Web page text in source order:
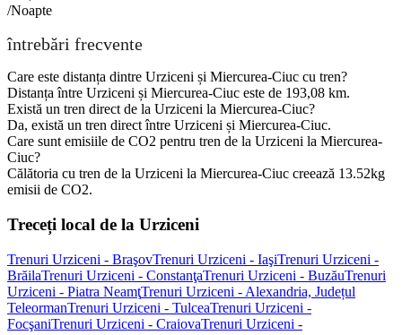
/Noapte
întrebări frecvente
Care este distanța dintre Urziceni și Miercurea-Ciuc cu tren?
Distanța între Urziceni și Miercurea-Ciuc este de 193,08 km.
Există un tren direct de la Urziceni la Miercurea-Ciuc?
Da, există un tren direct între Urziceni și Miercurea-Ciuc.
Care sunt emisiile de CO2 pentru tren de la Urziceni la Miercurea-
Ciuc?
Călătoria cu tren de la Urziceni la Miercurea-Ciuc creează 13.52kg
emisii de CO2.
Treceți local de la Urziceni
Trenuri Urziceni - BraşovTrenuri Urziceni - IaşiTrenuri Urziceni -
BrăilaTrenuri Urziceni - ConstanţaTrenuri Urziceni - BuzăuTrenuri
Urziceni - Piatra NeamţTrenuri Urziceni - Alexandria, Județul
TeleormanTrenuri Urziceni - TulceaTrenuri Urziceni -
FocşaniTrenuri Urziceni - CraiovaTrenuri Urziceni -